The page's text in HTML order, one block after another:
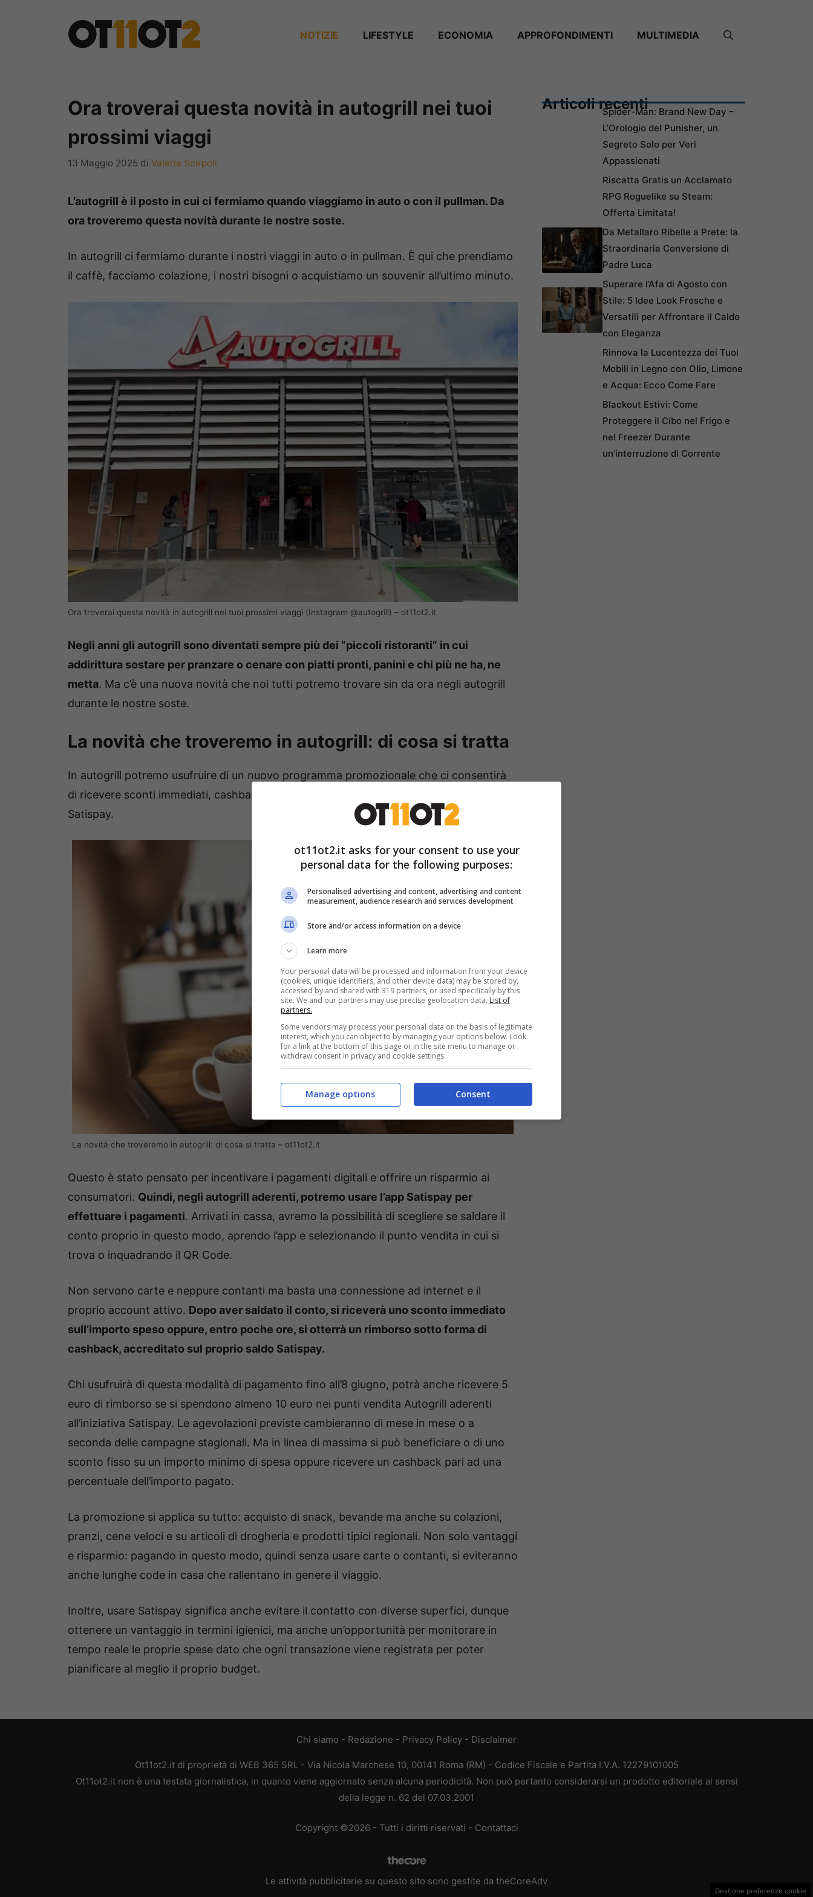
NOTIZIE ⁠⁠LIFESTYLE ECONOMIA APPROFONDIMENTI MULTIMEDIA
Ora troverai questa novità in autogrill nei tuoi
prossimi viaggi
13 Maggio 2025 di Valeria Scirpoli
L’autogrill è il posto in cui ci fermiamo quando viaggiamo in auto o con il pullman. Da
ora troveremo questa novità durante le nostre soste.
In autogrill ci fermiamo durante i nostri viaggi in auto o in pullman. È qui che prendiamo
il caffè, facciamo colazione, i nostri bisogni o acquistiamo un souvenir all’ultimo minuto.
Ora troverai questa novità in autogrill nei tuoi prossimi viaggi (Instagram @autogrill) – ot11ot2.it
Negli anni gli autogrill sono diventati sempre più dei “piccoli ristoranti” in cui
addirittura sostare per pranzare o cenare con piatti pronti, panini e chi più ne ha, ne
metta. Ma c’è una nuova novità che noi tutti potremo trovare sin da ora negli autogrill
durante le nostre soste.
La novità che troveremo in autogrill: di cosa si tratta
In autogrill potremo usufruire di un nuovo programma promozionale che ci consentirà
di ricevere sconti immediati, cashback e promozioni. Il tutto
Satispay.
La novità che troveremo in autogrill: di cosa si tratta – ot11ot2.it
Questo è stato pensato per incentivare i pagamenti digitali e offrire un risparmio ai
consumatori. Quindi, negli autogrill aderenti, potremo usare l’app Satispay per
effettuare i pagamenti. Arrivati in cassa, avremo la possibilità di scegliere se saldare il
conto proprio in questo modo, aprendo l’app e selezionando il punto vendita in cui si
trova o inquadrando il QR Code.
Non servono carte e neppure contanti ma basta una connessione ad internet e il
proprio account attivo. Dopo aver saldato il conto, si riceverà uno sconto immediato
sull’importo speso oppure, entro poche ore, si otterrà un rimborso sotto forma di
cashback, accreditato sul proprio saldo Satispay.
Chi usufruirà di questa modalità di pagamento fino all’8 giugno, potrà anche ricevere 5
euro di rimborso se si spendono almeno 10 euro nei punti vendita Autogrill aderenti
all’iniziativa Satispay. Le agevolazioni previste cambieranno di mese in mese o a
seconda delle campagne stagionali. Ma in linea di massima si può beneficiare o di uno
sconto fisso su un importo minimo di spesa oppure ricevere un cashback pari ad una
percentuale dell’importo pagato.
La promozione si applica su tutto: acquisto di snack, bevande ma anche su colazioni,
pranzi, cene veloci e su articoli di drogheria e prodotti tipici regionali. Non solo vantaggi
e risparmio: pagando in questo modo, quindi senza usare carte o contanti, si eviteranno
anche lunghe code in casa che rallentano in genere il viaggio.
Inoltre, usare Satispay significa anche evitare il contatto con diverse superfici, dunque
ottenere un vantaggio in termini igienici, ma anche un’opportunità per monitorare in
tempo reale le proprie spese dato che ogni transazione viene registrata per poter
pianificare al meglio il proprio budget.
Articoli recentiSpider-Man: Brand New Day –
L’Orologio del Punisher, un
Segreto Solo per Veri
Appassionati
Riscatta Gratis un Acclamato
RPG Roguelike su Steam:
Offerta Limitata!
Da Metallaro Ribelle a Prete: la
Straordinaria Conversione di
Padre Luca
Superare l’Afa di Agosto con
Stile: 5 Idee Look Fresche e
Versatili per Affrontare il Caldo
con Eleganza
Rinnova la Lucentezza dei Tuoi
Mobili in Legno con Olio, Limone
e Acqua: Ecco Come Fare
Blackout Estivi: Come
Proteggere il Cibo nel Frigo e
nel Freezer Durante
un’interruzione di Corrente
Chi siamo - Redazione - Privacy Policy - Disclaimer
Ot11ot2.it di proprietà di WEB 365 SRL - Via Nicola Marchese 10, 00141 Roma (RM) - Codice Fiscale e Partita I.V.A. 12279101005
Ot11ot2.it non è una testata giornalistica, in quanto viene aggiornato senza alcuna periodicità. Non può pertanto considerarsi un prodotto editoriale ai sensi
della legge n. 62 del 07.03.2001
Copyright ©2026 - Tutti i diritti riservati - Contattaci
Le attività pubblicitarie su questo sito sono gestite da theCoreAdv
Gestione preferenze cookie
ot11ot2.it asks for your consent to use your
personal data for the following purposes:
Personalised advertising and content, advertising and content
measurement, audience research and services development
Store and/or access information on a device
Learn more
Your personal data will be processed and information from your device
(cookies, unique identifiers, and other device data) may be stored by,
accessed by and shared with 319 partners, or used specifically by this
site. We and our partners may use precise geolocation data. List of
partners.
Some vendors may process your personal data on the basis of legitimate
interest, which you can object to by managing your options below. Look
for a link at the bottom of this page or in the site menu to manage or
withdraw consent in privacy and cookie settings.
Consent
Manage options